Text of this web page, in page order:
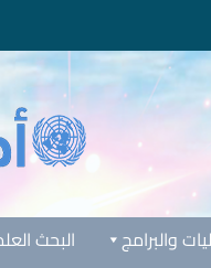
البحث والبرامج